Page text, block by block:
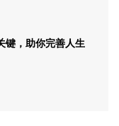
键，助你完善人生